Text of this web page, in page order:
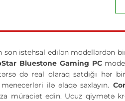
son istehsal edilən modellərdən
Bluestone Gaming PC
də real olaraq satdığı hər
ilə əlaqə saxlayın.
müraciət edin. Ucuz qiymətə